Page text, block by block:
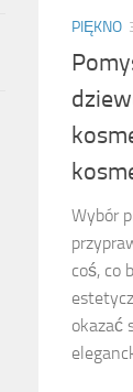
PIĘKNO
Wybór
coś, co
okazać